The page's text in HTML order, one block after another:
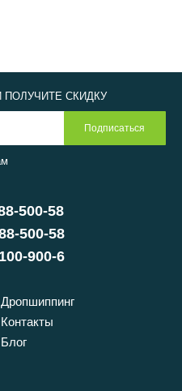
500-58
500-58
900-6
Дропшиппинг
Контакты
Блог
СКИДКУ